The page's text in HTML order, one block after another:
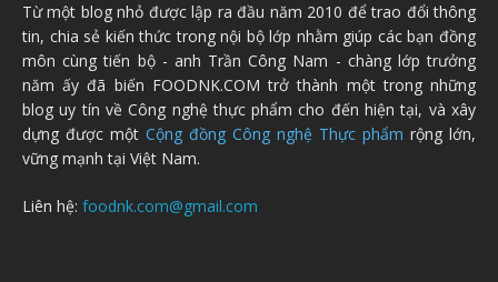
Từ một blog nhỏ được lập ra đầu năm 2010 để trao đổi thông
tin, chia sẻ kiến thức trong nội bộ lớp nhằm giúp các bạn đồng
môn cùng tiến bộ - anh Trần Công Nam - chàng lớp trưởng
năm ấy đã biến FOODNK.COM trở thành một trong những
blog uy tín về Công nghệ thực phẩm cho đến hiện tại, và xây
dựng được một Cộng đồng Công nghệ Thực phẩm rộng lớn,
vững mạnh tại Việt Nam.
Liên hệ: foodnk.com@gmail.com